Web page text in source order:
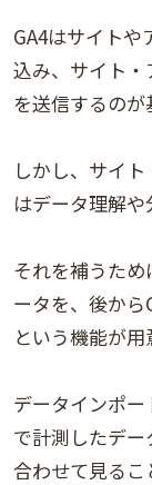
GA4はサイト
込み、サイト
を送信するのが
しかし、サイ
はデータ理解や
それを補うた
ータを、後か
という機能が用
データインポ
で計測したデ
合わせて見る